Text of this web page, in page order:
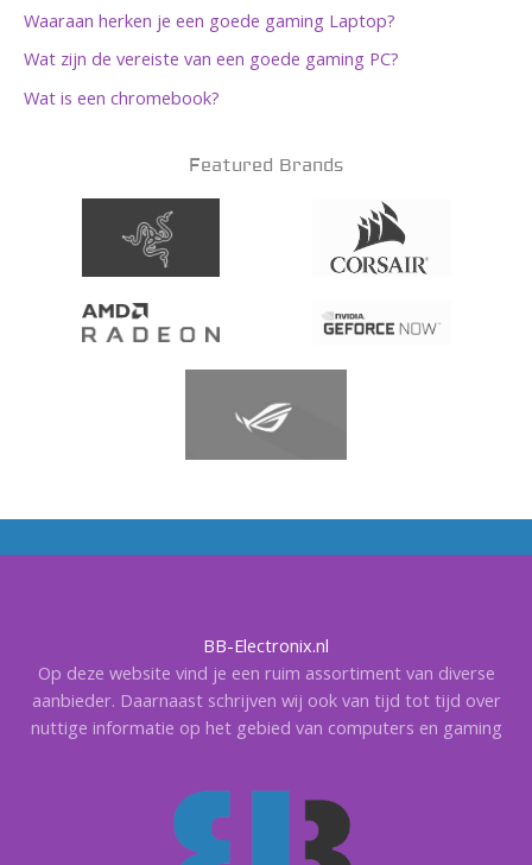
Waaraan herken je een goede gaming Laptop?
Wat zijn de vereiste van een goede gaming PC?
Wat is een chromebook?
Featured Brands
BB-Electronix.nl
Op deze website vind je een ruim assortiment van diverse
aanbieder. Daarnaast schrijven wij ook van tijd tot tijd over
nuttige informatie op het gebied van computers en gaming